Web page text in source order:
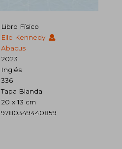
Libro Físico
Elle Kennedy
Abacus
2023
Inglés
336
Tapa Blanda
20 x 13 cm
9780349440859